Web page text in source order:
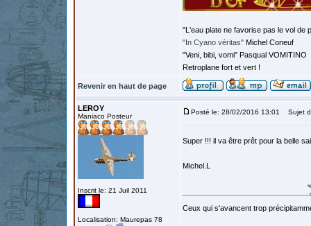
"L'eau plate ne favorise pas le vol de
"In Cyano véritas" Michel Coneuf
"Veni, bibi, vomi" Pasqual VOMITINO
Retroplane fort et vert !
Revenir en haut de page
LEROY
Maniaco Posteur
Inscrit le: 21 Juil 2011
Localisation: Maurepas 78
Posté le: 28/02/2016 13:01 Sujet
Super !!! il va être prêt pour la belle
Michel.L
Ceux qui s'avancent trop